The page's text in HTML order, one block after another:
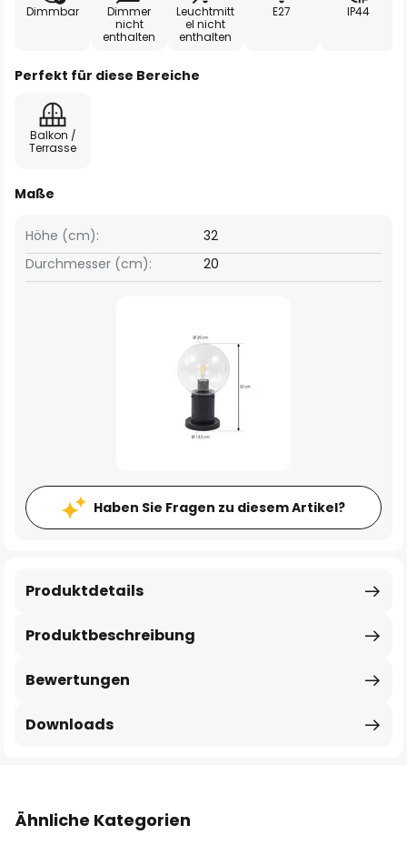
Dimmbar
Dimmer
nicht
enthalten
Leuchtmitt
el nicht
enthalten
E27 IP44
Perfekt für diese Bereiche
Balkon /
Terrasse
Maße
Höhe (cm):
32
Durchmesser (cm):
20
Haben Sie Fragen zu diesem Artikel?
Produktbeschreibung
Produktdetails
Bewertungen
Downloads
Ähnliche Kategorien